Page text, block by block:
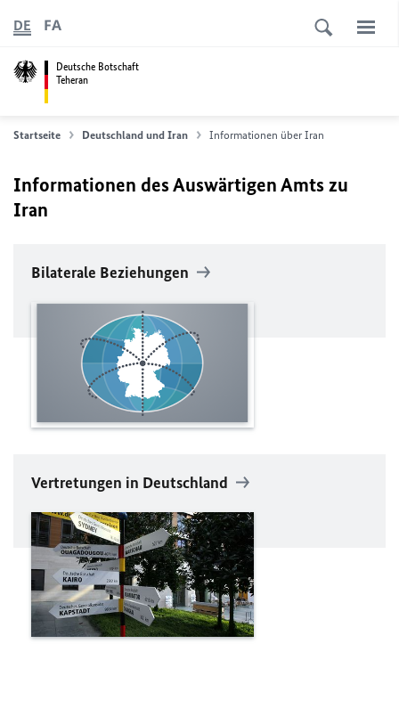
Deutsche Botschaft
Teheran
DE FA
Startseite Deutschland und Iran Informationen über Iran
Informationen des Auswärtigen Amts zu
Iran
Bilaterale Beziehungen
Vertretungen in Deutschland